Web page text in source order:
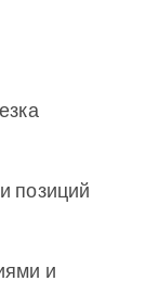
позиций
и